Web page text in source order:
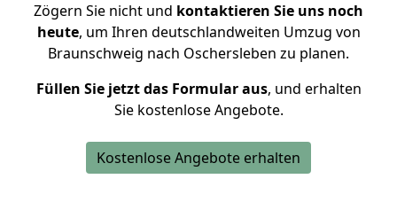
Zögern Sie nicht und kontaktieren Sie uns noch
heute, um Ihren deutschlandweiten Umzug von
Braunschweig nach Oschersleben zu planen.
Füllen Sie jetzt das Formular aus, und erhalten
Sie kostenlose Angebote.
Kostenlose Angebote erhalten